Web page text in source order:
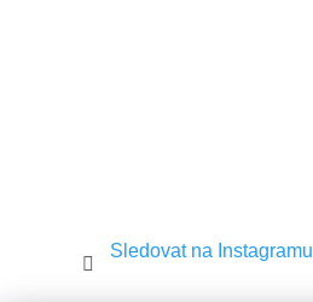
Sledovat na Instagramu